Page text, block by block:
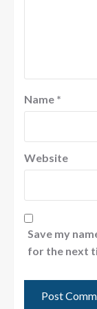
Name *
Website
Save my
for the next